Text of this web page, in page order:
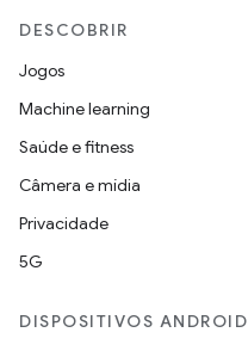
DESCOBRIR
Jogos
Machine learning
Saúde e fitness
Câmera e mídia
Privacidade
5G
DISPOSITIVOS ANDROID